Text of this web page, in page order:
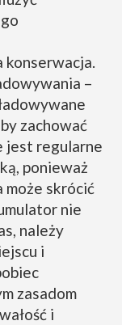
konserwacja.
–
zachować
jest regularne
ponieważ
może skrócić
nie
należy
i
zasadom
i